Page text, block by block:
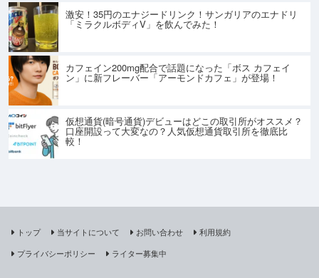
激安！35円のエナジードリンク！サンガリアのエナドリ
「ミラクルボディV」を飲んでみた！
カフェイン200mg配合で話題になった「ボス カフェイ
ン」に新フレーバー「アーモンドカフェ」が登場！
仮想通貨(暗号通貨)デビューはどこの取引所がオススメ？
口座開設って大変なの？人気仮想通貨取引所を徹底比
較！
トップ 当サイトについて お問い合わせ
利用規約
プライバシーポリシー
ライター募集中